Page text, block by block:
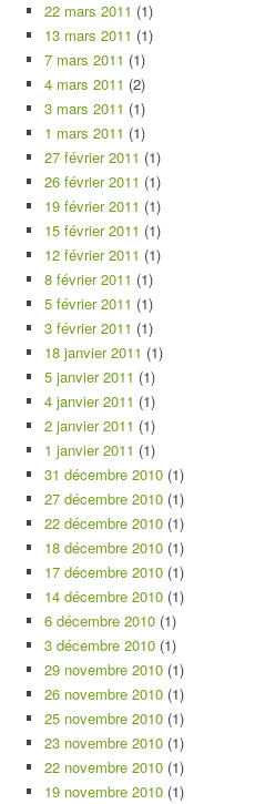
22 mars 2011 (1)
13 mars 2011 (1)
7 mars 2011 (1)
4 mars 2011 (2)
3 mars 2011 (1)
1 mars 2011 (1)
27 février 2011 (1)
26 février 2011 (1)
19 février 2011 (1)
15 février 2011 (1)
12 février 2011 (1)
8 février 2011 (1)
5 février 2011 (1)
3 février 2011 (1)
18 janvier 2011 (1)
5 janvier 2011 (1)
4 janvier 2011 (1)
2 janvier 2011 (1)
1 janvier 2011 (1)
31 décembre 2010 (1)
27 décembre 2010 (1)
22 décembre 2010 (1)
18 décembre 2010 (1)
17 décembre 2010 (1)
14 décembre 2010 (1)
6 décembre 2010 (1)
3 décembre 2010 (1)
29 novembre 2010 (1)
26 novembre 2010 (1)
25 novembre 2010 (1)
23 novembre 2010 (1)
22 novembre 2010 (1)
19 novembre 2010 (1)